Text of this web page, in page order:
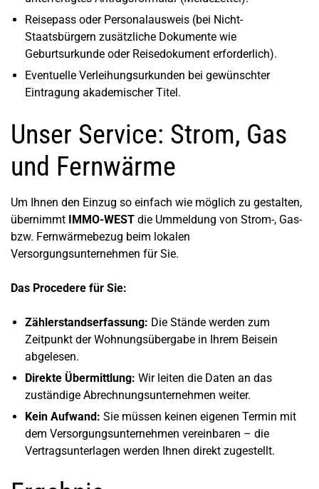
Reisepass oder Personalausweis (bei Nicht-
Staatsbürgern zusätzliche Dokumente wie
Geburtsurkunde oder Reisedokument erforderlich).
Eventuelle Verleihungsurkunden bei gewünschter
Eintragung akademischer Titel.
Unser Service: Strom, Gas
und Fernwärme
Um Ihnen den Einzug so einfach wie möglich zu gestalten,
übernimmt IMMO-WEST die Ummeldung von Strom-, Gas-
bzw. Fernwärmebezug beim lokalen
Versorgungsunternehmen für Sie.
Das Procedere für Sie:
Zählerstandserfassung: Die Stände werden zum
Zeitpunkt der Wohnungsübergabe in Ihrem Beisein
abgelesen.
Direkte Übermittlung: Wir leiten die Daten an das
zuständige Abrechnungsunternehmen weiter.
Kein Aufwand: Sie müssen keinen eigenen Termin mit
dem Versorgungsunternehmen vereinbaren – die
Vertragsunterlagen werden Ihnen direkt zugestellt.